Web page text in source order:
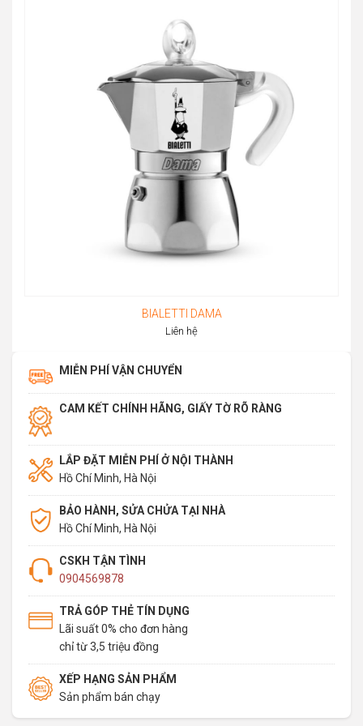
BIALETTI DAMA
Liên hệ
MIỄN PHÍ VẬN CHUYỂN
CAM KẾT CHÍNH HÃNG, GIẤY TỜ RÕ RÀNG
LẮP ĐẶT MIỄN PHÍ Ở NỘI THÀNH
Hồ Chí Minh, Hà Nội
BẢO HÀNH, SỬA CHỬA TẠI NHÀ
Hồ Chí Minh, Hà Nội
CSKH TẬN TÌNH
0904569878
TRẢ GÓP THẺ TÍN DỤNG
Lãi suất 0% cho đơn hàng
chỉ từ 3,5 triệu đồng
XẾP HẠNG SẢN PHẨM
Sản phẩm bán chạy